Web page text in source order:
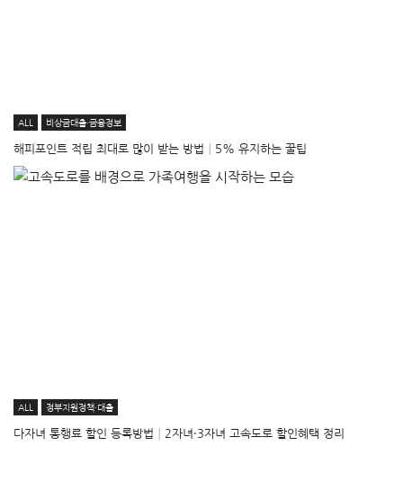
ALL 비상금대출·금융정보
해피포인트 적립 최대로 많이 받는 방법│5% 유지하는 꿀팁
ALL 정부지원정책·대출
다자녀 통행료 할인 등록방법│2자녀·3자녀 고속도로 할인혜택 정리